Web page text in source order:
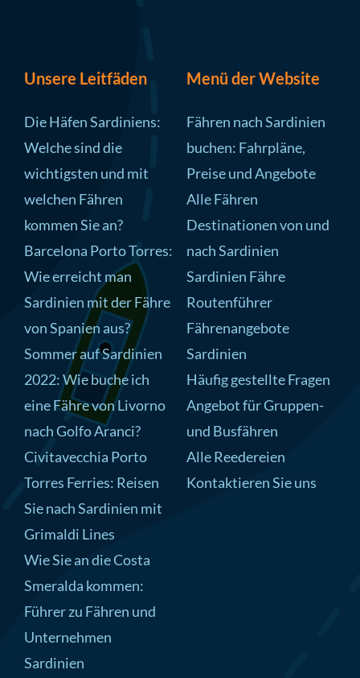
Unsere Leitfäden
Die Häfen Sardiniens:
Welche sind die
wichtigsten und mit
welchen Fähren
kommen Sie an?
Barcelona Porto Torres:
Wie erreicht man
Sardinien mit der Fähre
von Spanien aus?
Sommer auf Sardinien
2022: Wie buche ich
eine Fähre von Livorno
nach Golfo Aranci?
Civitavecchia Porto
Torres Ferries: Reisen
Sie nach Sardinien mit
Grimaldi Lines
Wie Sie an die Costa
Smeralda kommen:
Führer zu Fähren und
Unternehmen
Sardinien
Menü der Website
Fähren nach Sardinien
buchen: Fahrpläne,
Preise und Angebote
Alle Fähren
Destinationen von und
nach Sardinien
Sardinien Fähre
Routenführer
Fährenangebote
Sardinien
Häufig gestellte Fragen
Angebot für Gruppen-
und Busfähren
Alle Reedereien
Kontaktieren Sie uns